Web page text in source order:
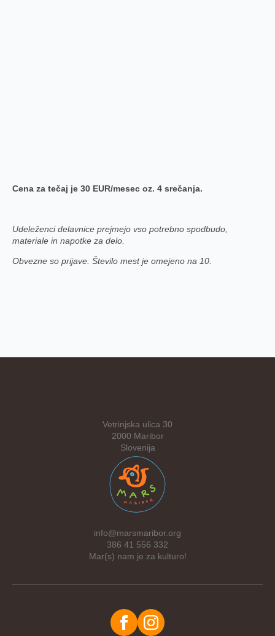
Cena za tečaj je 30 EUR/mesec oz. 4 srečanja.
Udeleženci delavnice prejmejo vso potrebno spodbudo,
materiale in napotke za delo.
Obvezne so prijave. Število mest je omejeno na 10.
Vetrinjska ulica 30
2000 Maribor
Slovenija
info@marsmaribor.org
386 41 556 332
Mar(s) nam je za kulturo!